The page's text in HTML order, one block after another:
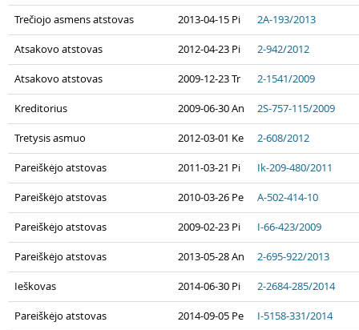
Trečiojo asmens atstovas 2013-04-15 Pi 2A-193/2013
Atsakovo atstovas 2012-04-23 Pi 2-942/2012
Atsakovo atstovas 2009-12-23 Tr 2-1541/2009
Kreditorius 2009-06-30 An 2S-757-115/2009
Tretysis asmuo 2012-03-01 Ke 2-608/2012
Pareiškėjo atstovas 2011-03-21 Pi Ik-209-480/2011
Pareiškėjo atstovas 2010-03-26 Pe A-502-414-10
Pareiškėjo atstovas 2009-02-23 Pi I-66-423/2009
Pareiškėjo atstovas 2013-05-28 An 2-695-922/2013
Ieškovas 2014-06-30 Pi 2-2684-285/2014
Pareiškėjo atstovas 2014-09-05 Pe I-5158-331/2014